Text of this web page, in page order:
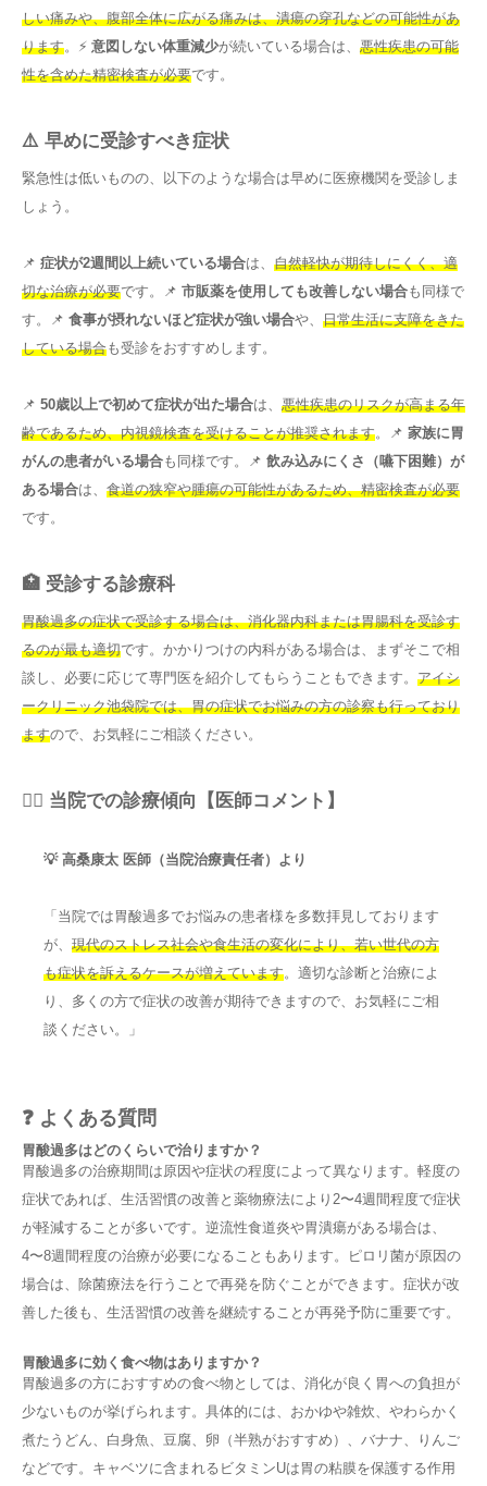
しい痛みや、腹部全体に広がる痛みは、潰瘍の穿孔などの可能性があ
ります。⚡ 意図しない体重減少が続いている場合は、 悪性疾患の可能
性を含めた精密検査が必要です。
⚠️ 早めに受診すべき症状
緊急性は低いものの、以下のような場合は早めに医療機関を受診しま
しょう。
📌 症状が2週間以上続いている場合は、 自然軽快が期待しにくく、適
切な治療が必要です。📌 市販薬を使用しても改善しない場合も同様で
す。📌 食事が摂れないほど症状が強い場合や、 日常生活に支障をきた
している場合も受診をおすすめします。
📌 50歳以上で初めて症状が出た場合は、 悪性疾患のリスクが高まる年
齢であるため、内視鏡検査を受けることが推奨されます。📌 家族に胃
がんの患者がいる場合も同様です。📌 飲み込みにくさ（嚥下困難）が
ある場合は、 食道の狭窄や腫瘍の可能性があるため、精密検査が必要
です。
🏥 受診する診療科
胃酸過多の症状で受診する場合は、消化器内科または胃腸科を受診す
るのが最も適切です。かかりつけの内科がある場合は、まずそこで相
談し、必要に応じて専門医を紹介してもらうこともできます。 アイシ
ークリニック池袋院では、胃の症状でお悩みの方の診察も行っており
ますので、お気軽にご相談ください。
👨‍⚕️ 当院での診療傾向【医師コメント】
💡 高桑康太 医師（当院治療責任者）より
「当院では胃酸過多でお悩みの患者様を多数拝見しております
が、 現代のストレス社会や食生活の変化により、若い世代の方
も症状を訴えるケースが増えています。適切な診断と治療によ
り、多くの方で症状の改善が期待できますので、お気軽にご相
談ください。」
❓ よくある質問
胃酸過多はどのくらいで治りますか？
胃酸過多の治療期間は原因や症状の程度によって異なります。軽度の
症状であれば、生活習慣の改善と薬物療法により2〜4週間程度で症状
が軽減することが多いです。逆流性食道炎や胃潰瘍がある場合は、
4〜8週間程度の治療が必要になることもあります。ピロリ菌が原因の
場合は、除菌療法を行うことで再発を防ぐことができます。症状が改
善した後も、生活習慣の改善を継続することが再発予防に重要です。
胃酸過多に効く食べ物はありますか？
胃酸過多の方におすすめの食べ物としては、消化が良く胃への負担が
少ないものが挙げられます。具体的には、おかゆや雑炊、やわらかく
煮たうどん、白身魚、豆腐、卵（半熟がおすすめ）、バナナ、りんご
などです。キャベツに含まれるビタミンUは胃の粘膜を保護する作用